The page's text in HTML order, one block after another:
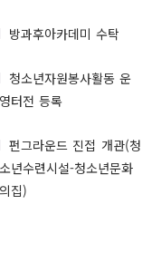
방과후아카데미 수탁
청소년자원봉사활동 운
영터전 등록
펀그라운드 진접 개관(청
소년수련시설-청소년문화
의집)